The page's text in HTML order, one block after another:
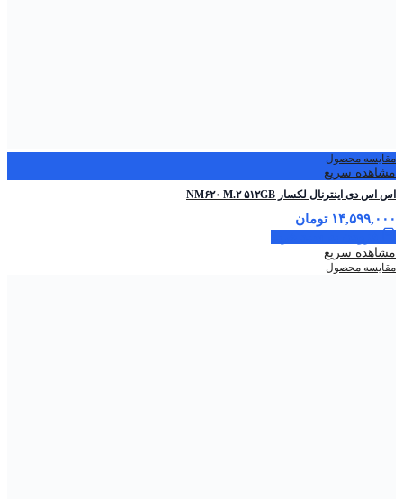
مقایسه محصول
مشاهده سریع
اس ‌اس ‌دی اینترنال لکسار NM۶۲۰ M.۲ ۵۱۲GB
۱۴,۵۹۹,۰۰۰ تومان
مشاهده سریع
مقایسه محصول